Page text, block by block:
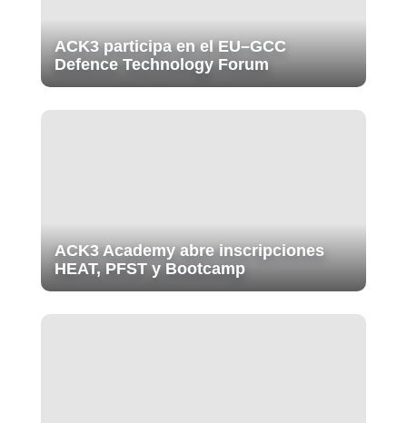
ACK3 participa en el EU–GCC
Defence Technology Forum
ACK3 Academy abre inscripciones
HEAT, PFST y Bootcamp